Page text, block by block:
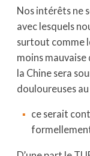
Nos intérêts ne
avec lesquels
surtout comme
moins
la Chine sera
douloureuses
ce serait